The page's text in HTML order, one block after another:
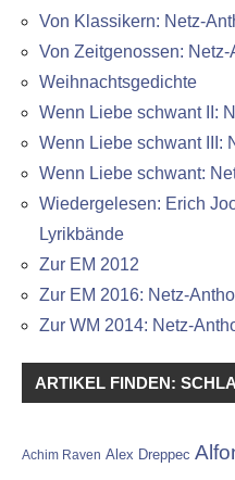
Von Klassikern: Netz-
Von Zeitgenossen:
Weihnachtsgedichte
Wenn Liebe schwant II:
Wenn Liebe schwant III:
Wenn Liebe schwant:
Wiedergelesen: Erich
Lyrikbände
Zur EM 2012
Zur EM 2016: Netz-
Zur WM 2014: Netz-
ARTIKEL FINDEN:
Achim Raven Alex Dreppec